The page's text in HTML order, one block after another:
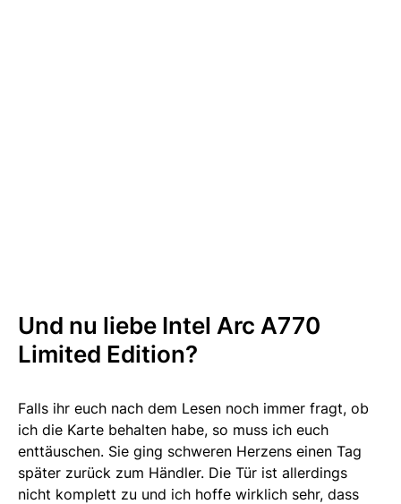
Und nu liebe Intel Arc A770
Limited Edition?
Falls ihr euch nach dem Lesen noch immer fragt, ob
ich die Karte behalten habe, so muss ich euch
enttäuschen. Sie ging schweren Herzens einen Tag
später zurück zum Händler. Die Tür ist allerdings
nicht komplett zu und ich hoffe wirklich sehr, dass